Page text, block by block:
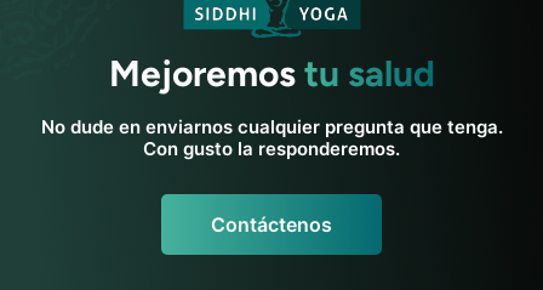
Mejoremostu salud
No dude en enviarnos cualquier pregunta que tenga.
Con gusto la responderemos.
Contáctenos